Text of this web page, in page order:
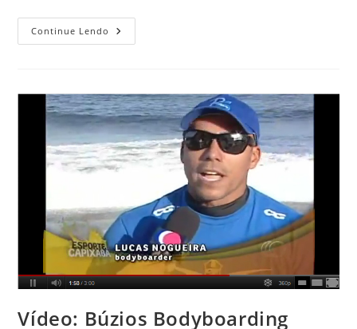
Continue Lendo Vídeo:
Búzios
Vídeo: Búzios Bodyboarding